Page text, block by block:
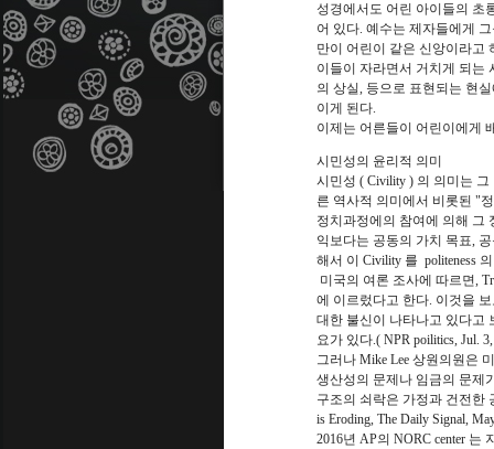
성경에서도 어린 아이들의 초
어 있다. 예수는 제자들에게
만이 어린이 같은 신앙이라고
이들이 자라면서 거치게 되는
의 상실, 등으로 표현되는 현
이게 된다.
이제는 어른들이 어린이에게
시민성의 윤리적 의미
시민성 ( Civility ) 의 의미는
른 역사적 의미에서 비롯된 "
정치과정에의 참여에 의해 그
익보다는 공동의 가치 목표,
해서 이 Civility 를 politeness
미국의 여론 조사에 따르면,
에 이르렀다고 한다. 이것을
대한 불신이 나타나고 있다고
요가 있다.( NPR poilitics, Jul.
그러나 Mike Lee 상원의원은
생산성의 문제나 임금의 문제
구조의 쇠락은 가정과 건전한
is Eroding, The Daily Signal,
2016년 AP의 NORC center